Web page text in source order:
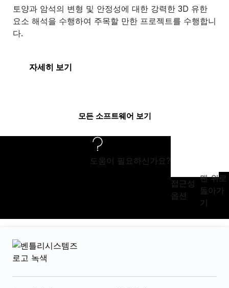
토양과 암석의 변형 및 안정성에 대한 강력한 3D 유한
요소 해석을 수행하여 주목할 만한 프로젝트를 수행합니
다.
자세히 보기
모든 소프트웨어 보기
도움이 필요하신가요?
접근성
옵션
맨 위로
돌아가
기